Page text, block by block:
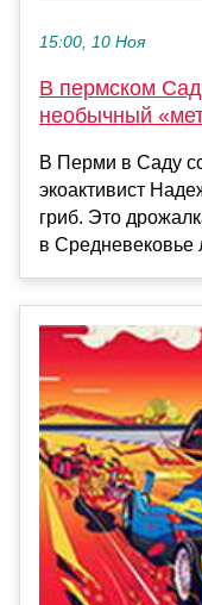
15:00, 10 Ноя
В пермском
необычный
В Перми в Саду
экоактивист
гриб. Это
в Средневековье